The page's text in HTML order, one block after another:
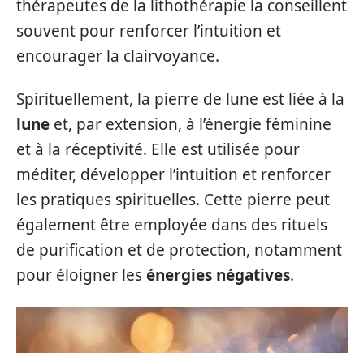
thérapeutes de la lithothérapie la conseillent
souvent pour renforcer l’intuition et
encourager la clairvoyance.
Spirituellement, la pierre de lune est liée à la
lune et, par extension, à l’énergie féminine
et à la réceptivité. Elle est utilisée pour
méditer, développer l’intuition et renforcer
les pratiques spirituelles. Cette pierre peut
également être employée dans des rituels
de purification et de protection, notamment
pour éloigner lesénergies négatives.